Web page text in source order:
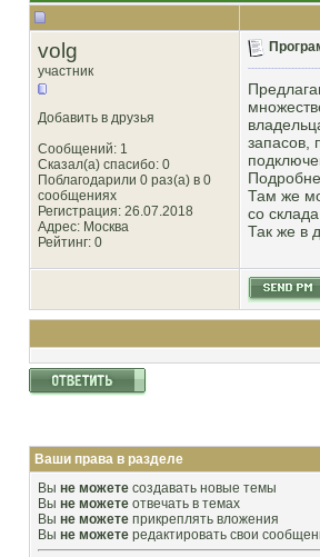
volg
участник
Добавить в друзья
Сообщений: 1
Сказал(а) спасибо: 0
Поблагодарили 0 раз(а) в 0
сообщениях
Регистрация: 26.07.2018
Адрес: Москва
Рейтинг: 0
запасов,
Там же
со
Так же в
Ваши права в разделе
Вы не можете создавать новые темы
Вы не можете отвечать в темах
Вы не можете прикреплять вложения
Вы не можете редактировать свои